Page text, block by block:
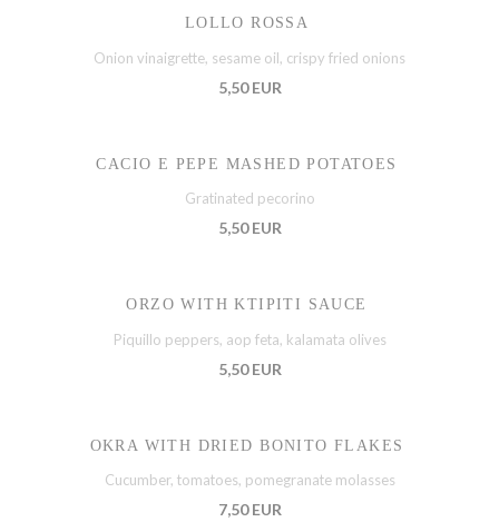
LOLLO ROSSA
Onion vinaigrette, sesame oil, crispy fried onions
5,50 EUR
CACIO E PEPE MASHED POTATOES
Gratinated pecorino
5,50 EUR
ORZO WITH KTIPITI SAUCE
Piquillo peppers, aop feta, kalamata olives
5,50 EUR
OKRA WITH DRIED BONITO FLAKES
Cucumber, tomatoes, pomegranate molasses
7,50 EUR